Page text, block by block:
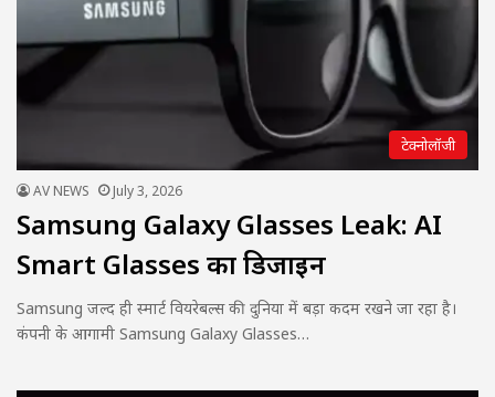
टेक्नोलॉजी
AV NEWS July 3, 2026
Samsung Galaxy Glasses Leak: AI
Smart Glasses का डिजाइन
Samsung जल्द ही स्मार्ट वियरेबल्स की दुनिया में बड़ा कदम रखने जा रहा है।
कंपनी के आगामी Samsung Galaxy Glasses…